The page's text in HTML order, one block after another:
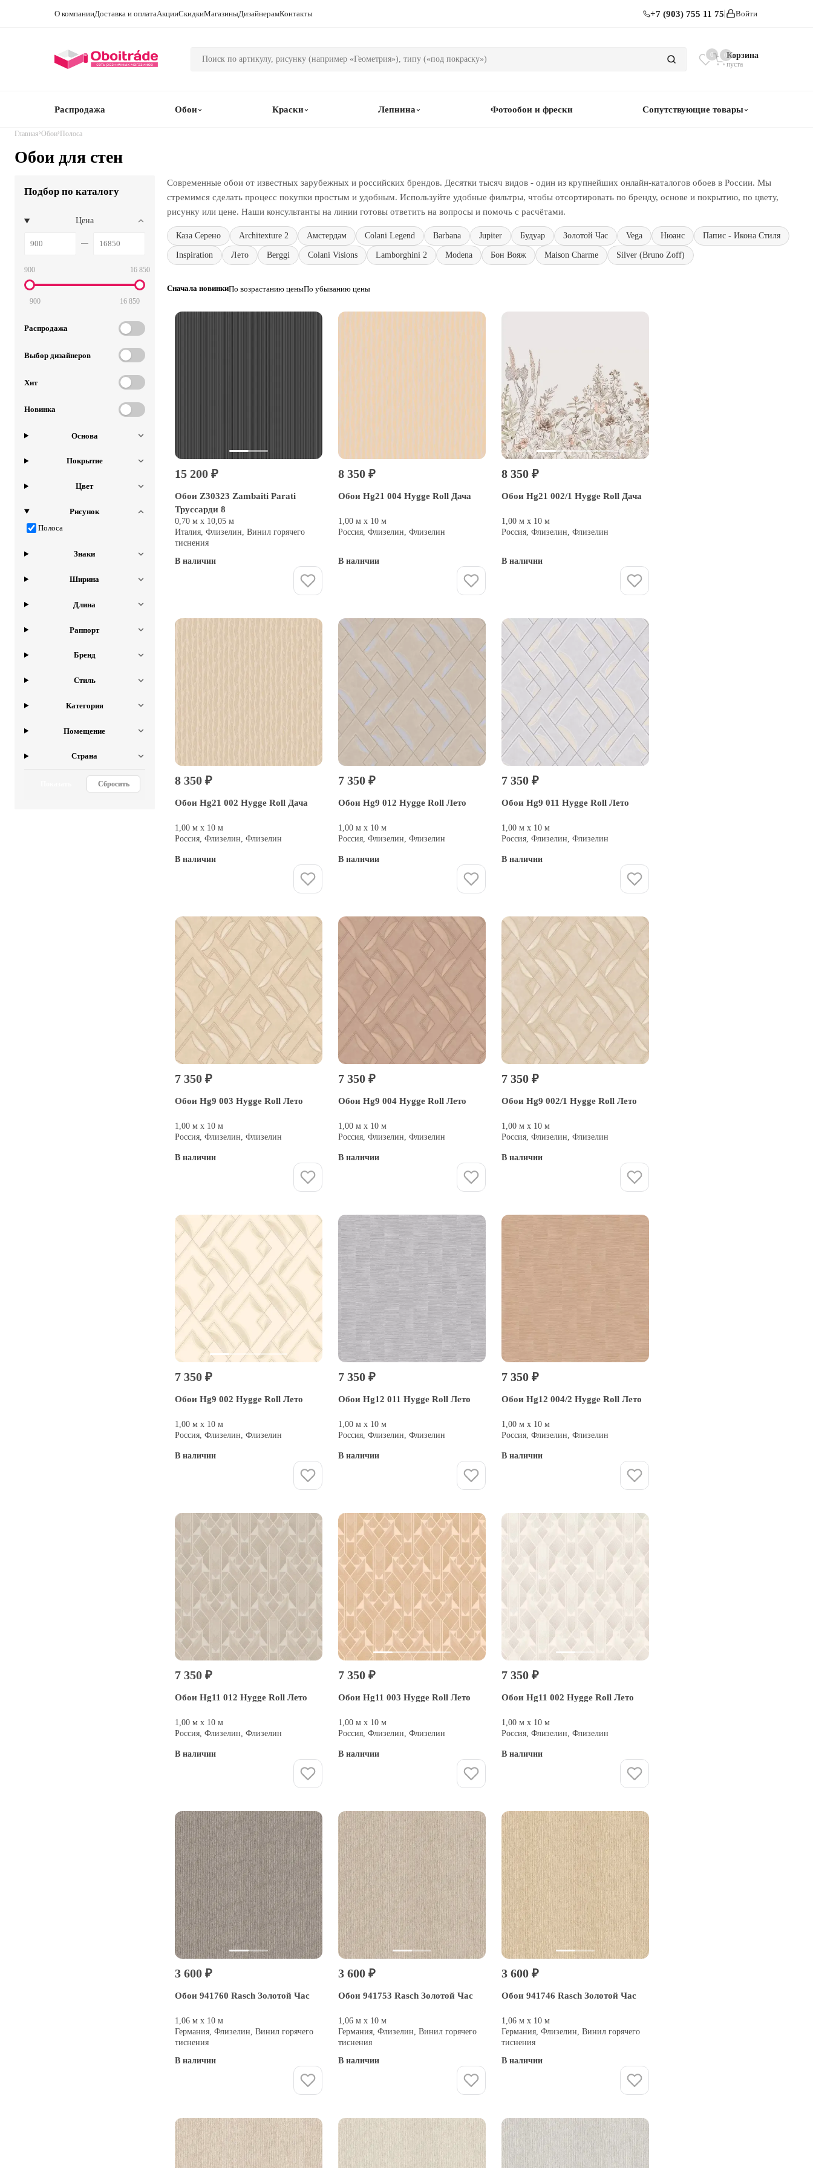
О компанииДоставка и оплатаАкцииСкидкиМагазиныДизайнерамКонтакты +7 (903) 755 11 75 Войти
0 0Корзина
пуста
Распродажа Обои Краски Лепнина Фотообои и фрески Сопутствующие товары
Главная›Обои›Полоса
Обои для стен
Подбор по каталогу
Цена
900 16 850
900 16 850
Распродажа
Выбор дизайнеров
Хит
Новинка
Основа
Покрытие
Цвет
Рисунок
Полоса
Знаки
Ширина
Длина
Раппорт
Бренд
Стиль
Категория
Помещение
Страна
Сбросить
Современные обои от известных зарубежных и российских брендов. Десятки тысяч видов - один из крупнейших онлайн-каталогов обоев в России. Мы
стремимся сделать процесс покупки простым и удобным. Используйте удобные фильтры, чтобы отсортировать по бренду, основе и покрытию, по цвету,
рисунку или цене. Наши консультанты на линии готовы ответить на вопросы и помочь с расчётами.
Каза Серено Architexture 2 Амстердам Colani Legend Barbana Jupiter Будуар Золотой Час Vega Нюанс Папис - Икона Стиля
Inspiration Лето Berggi Colani Visions Lamborghini 2 Modena Бон Вояж Maison Charme Silver (Bruno Zoff)
Сначала новинкиПо возрастанию ценыПо убыванию цены
15 200 ₽
Обои Z30323 Zambaiti Parati
Труссарди 8
0,70 м х 10,05 м
Италия, Флизелин, Винил горячего
тиснения
В наличии
8 350 ₽
Обои Hg21 004 Hygge Roll Дача
1,00 м х 10 м
Россия, Флизелин, Флизелин
В наличии
8 350 ₽
Обои Hg21 002/1 Hygge Roll Дача
1,00 м х 10 м
Россия, Флизелин, Флизелин
В наличии
8 350 ₽
Обои Hg21 002 Hygge Roll Дача
1,00 м х 10 м
Россия, Флизелин, Флизелин
В наличии
7 350 ₽
Обои Hg9 012 Hygge Roll Лето
1,00 м х 10 м
Россия, Флизелин, Флизелин
В наличии
7 350 ₽
Обои Hg9 011 Hygge Roll Лето
1,00 м х 10 м
Россия, Флизелин, Флизелин
В наличии
7 350 ₽
Обои Hg9 003 Hygge Roll Лето
1,00 м х 10 м
Россия, Флизелин, Флизелин
В наличии
7 350 ₽
Обои Hg9 004 Hygge Roll Лето
1,00 м х 10 м
Россия, Флизелин, Флизелин
В наличии
7 350 ₽
Обои Hg9 002/1 Hygge Roll Лето
1,00 м х 10 м
Россия, Флизелин, Флизелин
В наличии
7 350 ₽
Обои Hg9 002 Hygge Roll Лето
1,00 м х 10 м
Россия, Флизелин, Флизелин
В наличии
7 350 ₽
Обои Hg12 011 Hygge Roll Лето
1,00 м х 10 м
Россия, Флизелин, Флизелин
В наличии
7 350 ₽
Обои Hg12 004/2 Hygge Roll Лето
1,00 м х 10 м
Россия, Флизелин, Флизелин
В наличии
7 350 ₽
Обои Hg11 012 Hygge Roll Лето
1,00 м х 10 м
Россия, Флизелин, Флизелин
В наличии
7 350 ₽
Обои Hg11 003 Hygge Roll Лето
1,00 м х 10 м
Россия, Флизелин, Флизелин
В наличии
7 350 ₽
Обои Hg11 002 Hygge Roll Лето
1,00 м х 10 м
Россия, Флизелин, Флизелин
В наличии
3 600 ₽
Обои 941760 Rasch Золотой Час
1,06 м х 10 м
Германия, Флизелин, Винил горячего
тиснения
В наличии
3 600 ₽
Обои 941753 Rasch Золотой Час
1,06 м х 10 м
Германия, Флизелин, Винил горячего
тиснения
В наличии
3 600 ₽
Обои 941746 Rasch Золотой Час
1,06 м х 10 м
Германия, Флизелин, Винил горячего
тиснения
В наличии